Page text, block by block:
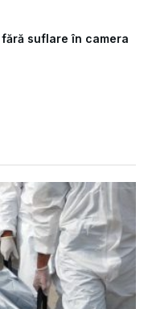
suflare în camera